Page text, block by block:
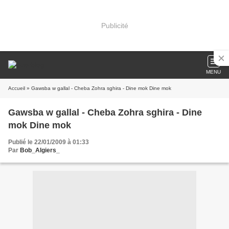
Publicité
MENU
Accueil » Gawsba w gallal - Cheba Zohra sghira - Dine mok Dine mok
Gawsba w gallal - Cheba Zohra sghira - Dine
mok Dine mok
Publié le 22/01/2009 à 01:33
Par Bob_Algiers_